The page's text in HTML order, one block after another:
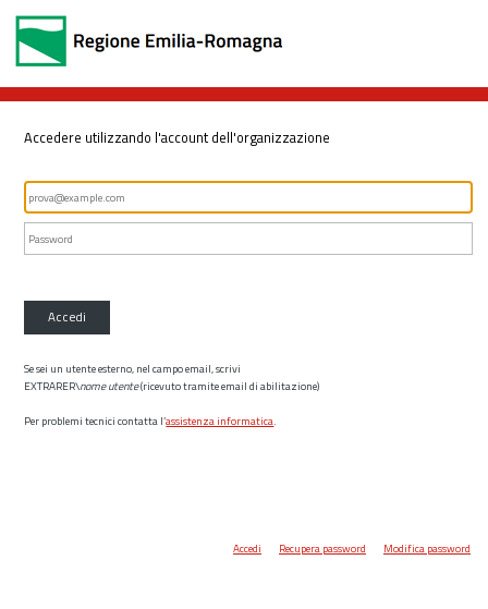
Accedere utilizzando l'account dell'organizzazione
Accedi
Se sei un utente esterno, nel campo email, scrivi
EXTRARER\nome utente(ricevuto tramite email di abilitazione)
Per problemi tecnici contatta l’assistenza informatica.
Accedi Recupera password Modifica password